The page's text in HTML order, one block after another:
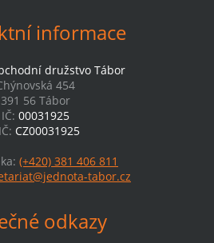
informace
družstvo Tábor
454
391 56 Tábor
IČ: 00031925
CZ00031925
(+420) 381 406 811
tabor.cz
odkazy